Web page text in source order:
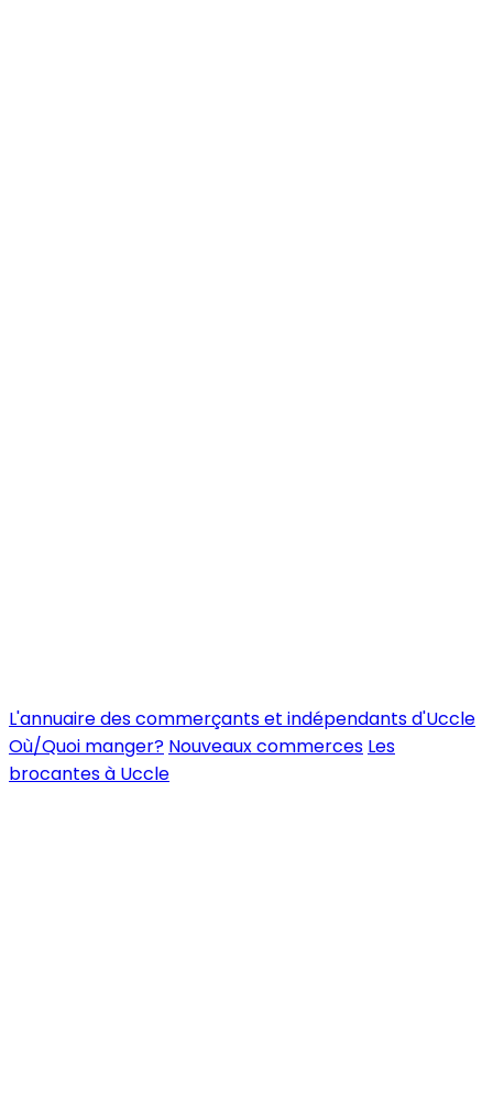
L'annuaire des commerçants et indépendants d'Uccle
Où/Quoi manger? Nouveaux commerces Les
brocantes à Uccle